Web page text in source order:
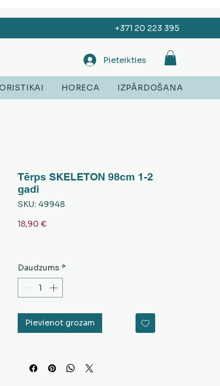
+371 20 223 395
Pieteikties
HORECA IZPĀRDOŠANA
Tērps SKELETON 98cm 1-2
gadi
SKU: 49948
18,90 €
Daudzums *
Pievienot grozam